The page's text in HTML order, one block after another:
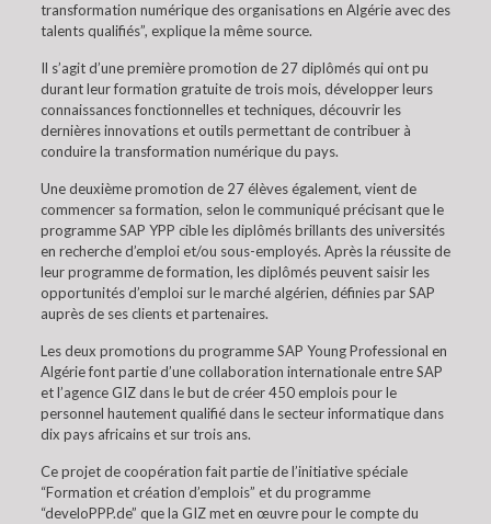
transformation numérique des organisations en Algérie avec des
talents qualifiés”, explique la même source.
Il s’agit d’une première promotion de 27 diplômés qui ont pu
durant leur formation gratuite de trois mois, développer leurs
connaissances fonctionnelles et techniques, découvrir les
dernières innovations et outils permettant de contribuer à
conduire la transformation numérique du pays.
Une deuxième promotion de 27 élèves également, vient de
commencer sa formation, selon le communiqué précisant que le
programme SAP YPP cible les diplômés brillants des universités
en recherche d’emploi et/ou sous-employés. Après la réussite de
leur programme de formation, les diplômés peuvent saisir les
opportunités d’emploi sur le marché algérien, définies par SAP
auprès de ses clients et partenaires.
Les deux promotions du programme SAP Young Professional en
Algérie font partie d’une collaboration internationale entre SAP
et l’agence GIZ dans le but de créer 450 emplois pour le
personnel hautement qualifié dans le secteur informatique dans
dix pays africains et sur trois ans.
Ce projet de coopération fait partie de l’initiative spéciale
“Formation et création d’emplois” et du programme
“develoPPP.de” que la GIZ met en œuvre pour le compte du